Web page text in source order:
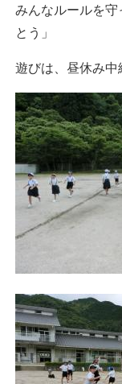
みんなルールを
とう」
遊びは、昼休み中